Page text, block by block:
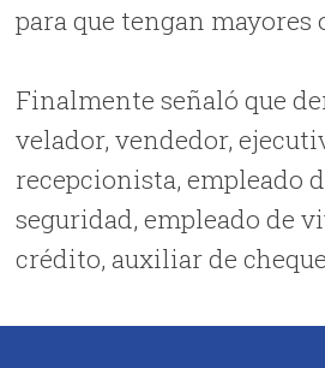
para que tengan mayores
Finalmente señaló que
velador, vendedor,
recepcionista, empleado
seguridad, empleado de
crédito, auxiliar de